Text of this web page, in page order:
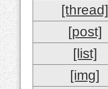
[thread]
[post]
[list]
[img]